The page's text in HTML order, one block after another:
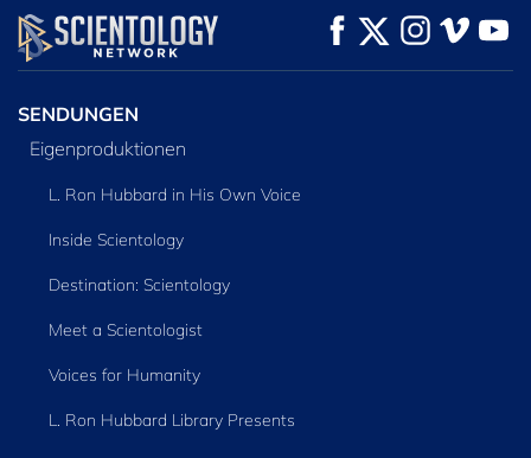
ANSEHEN
SERIE
ENTDECKEN
SENDUNGEN
Eigenproduktionen
L. Ron Hubbard in His Own Voice
Inside Scientology
Destination: Scientology
Meet a Scientologist
Voices for Humanity
L. Ron Hubbard Library Presents